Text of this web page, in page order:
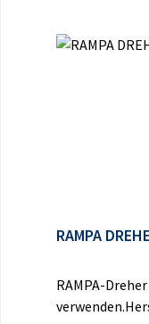
RAMPA
RAMPA-